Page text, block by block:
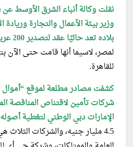
نقلت وكالة أنباء الشرق الأوسط عن
وزير بيئة الأعمال والتجارة وريادة
بلاده تعد حاليًا عقد لتصدير 200 عربة قطار
للقاهرة.
شركات تأمين لاقتناص المناقصة
الإمارات دبي الوطني لتغطية
4.5 مليار جنيه، والشركات